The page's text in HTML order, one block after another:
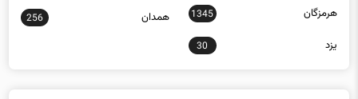
هرمزگان 1345 همدان 256
یزد 30